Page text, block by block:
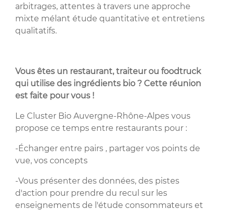
arbitrages, attentes à travers une approche
mixte mélant étude quantitative et entretiens
qualitatifs.
Vous êtes un restaurant, traiteur ou foodtruck
qui utilise des ingrédients bio ? Cette réunion
est faite pour vous !
Le Cluster Bio Auvergne-Rhône-Alpes vous
propose ce temps entre restaurants pour :
-Échanger entre pairs , partager vos points de
vue, vos concepts
-Vous présenter des données, des pistes
d'action pour prendre du recul sur les
enseignements de l'étude consommateurs et